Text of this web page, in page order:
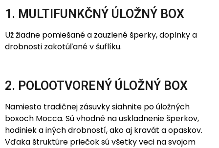
1. MULTIFUNKČNÝ ÚLOŽNÝ BOX
Už žiadne pomiešané a zauzlené šperky, doplnky a
drobnosti zakotúľané v šuflíku.
2. POLOOTVORENÝ ÚLOŽNÝ BOX
Namiesto tradičnej zásuvky siahnite po úložných
boxoch Mocca. Sú vhodné na uskladnenie šperkov,
hodiniek a iných drobností, ako aj kravát a opaskov.
Vďaka štruktúre priečok sú všetky veci na svojom